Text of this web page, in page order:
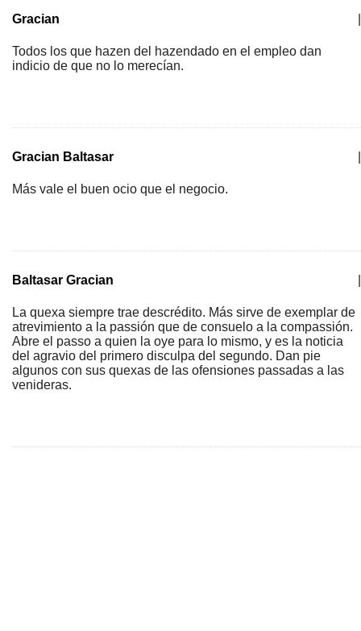
Gracian
Todos los que hazen del hazendado en el empleo dan
indicio de que no lo merecían.
Gracian Baltasar
Más vale el buen ocio que el negocio.
Baltasar Gracian
La quexa siempre trae descrédito. Más sirve de exemplar de
atrevimiento a la passión que de consuelo a la compassión.
Abre el passo a quien la oye para lo mismo, y es la noticia
del agravio del primero disculpa del segundo. Dan pie
algunos con sus quexas de las ofensiones passadas a las
venideras.